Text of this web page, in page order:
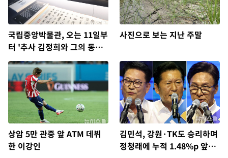
국립중앙박물관, 오는 11일부
터 '추사 김정희와 그의 동반
자' 개최
사진으로 보는 지난 주말
상암 5만 관중 앞 ATM 데뷔
한 이강인
김민석, 강원·TK도 승리하며
정청래에 누적 1.48%p 앞